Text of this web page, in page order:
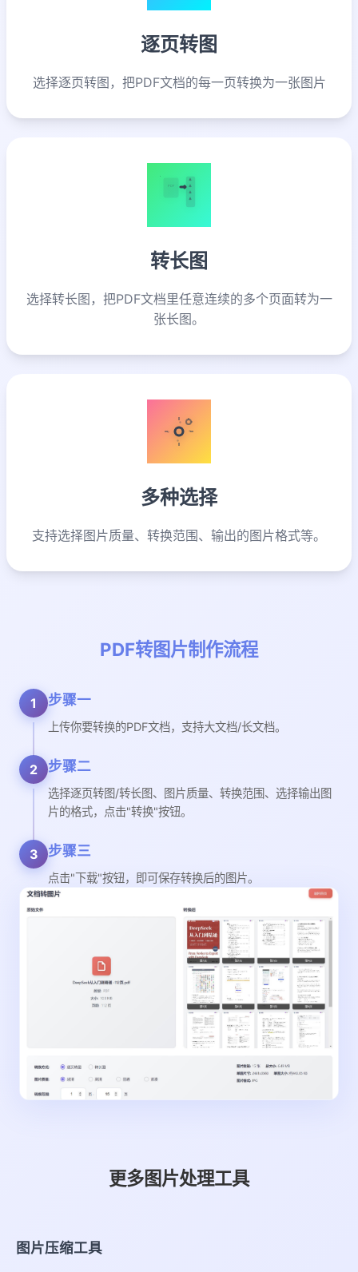
逐页转图
选择逐页转图，把PDF文档的每一页转换为一张图片
转长图
选择转长图，把PDF文档里任意连续的多个页面转为一
张长图。
多种选择
支持选择图片质量、转换范围、输出的图片格式等。
PDF转图片制作流程
1 步骤一
上传你要转换的PDF文档，支持大文档/长文档。
2 步骤二
选择逐页转图/转长图、图片质量、转换范围、选择输出图
片的格式，点击"转换"按钮。
3 步骤三
点击"下载"按钮，即可保存转换后的图片。
更多图片处理工具
图片压缩工具